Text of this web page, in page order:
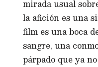
mirada usual
la afición es una
film es una boca
sangre, una
párpado que ya